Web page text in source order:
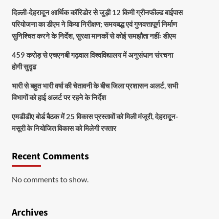
दिल्ली-देहरादून आर्थिक कॉरिडोर से जुड़ी 12 किमी ग्रीनफील्ड बाईपास
परियोजना का डीएम ने किया निरीक्षण; समयबद्ध एवं गुणवत्तापूर्ण निर्माण
सुनिश्चित करने के निर्देश, सुरक्षा मानकों से कोई समझौता नहींः डीएम
459 करोड़ से एचएनबी गढ़वाल विश्वविद्यालय में अनुसंधान संरचना
होगी सुदृढ
भारी से बहुत भारी वर्षा की चेतावनी के बीच जिला प्रशासन अलर्ट, सभी
विभागों को हाई अलर्ट पर रहने के निर्देश
एमडीडीए बोर्ड बैठक में 25 विकास प्रस्तावों को मिली मंजूरी, देहरादून-
मसूरी के नियोजित विकास को मिलेगी रफ्तार
Recent Comments
No comments to show.
Archives